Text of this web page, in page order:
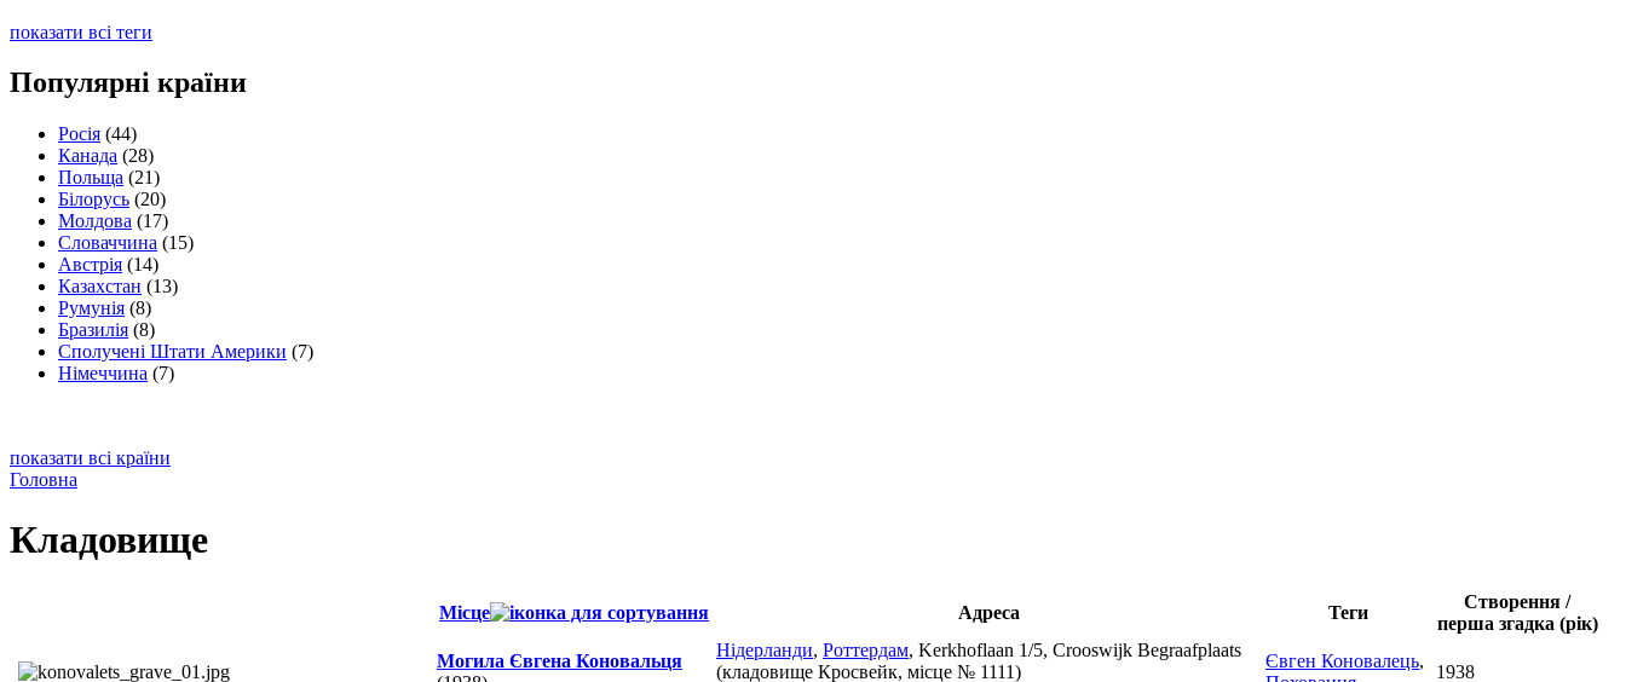
показати всі теги
Популярні країни
Росія (44)
Канада (28)
Польща (21)
Білорусь (20)
Молдова (17)
Словаччина (15)
Австрія (14)
Казахстан (13)
Румунія (8)
Бразилія (8)
Сполучені Штати Америки (7)
Німеччина (7)
показати всі країни
Головна
Кладовище
Місце Адреса Теги
Створення /
перша згадка (рік)
Могила Євгена Коновальця
Нідерланди, Роттердам, Kerkhoflaan 1/5, Crooswijk Begraafplaats
(кладовище Кросвейк, місце № 1111)
Євген Коновалець,
1938